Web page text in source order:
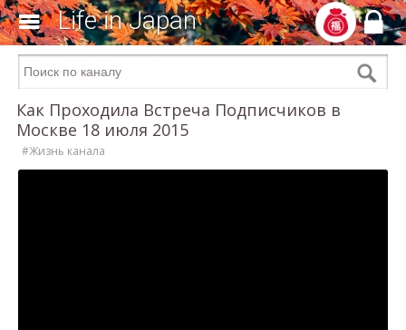
Life in Japan
Как Проходила Встреча Подписчиков в
Москве 18 июля 2015
#Жизнь канала